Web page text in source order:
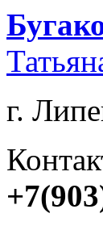
г.